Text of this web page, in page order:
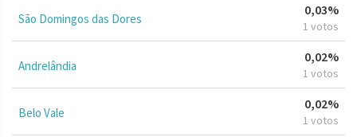
São Domingos das Dores
0,03%
1 votos
Andrelândia
0,02%
1 votos
Belo Vale
0,02%
1 votos